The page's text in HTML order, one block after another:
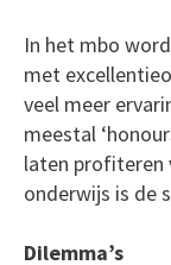
In het mbo
met
veel meer
meestal
laten profiteren
onderwijs is de
Dilemma’s